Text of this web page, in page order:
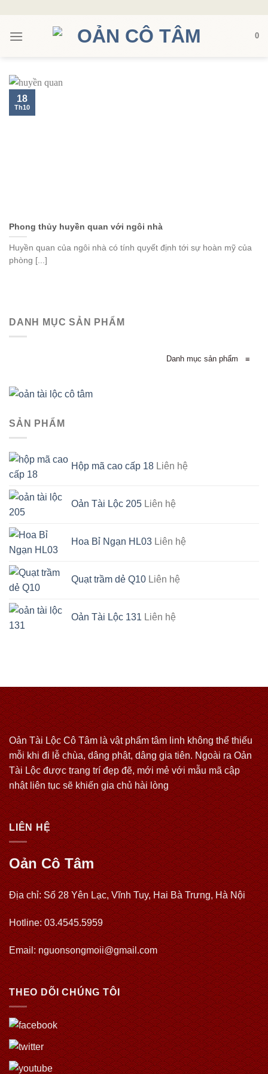
content
0
Phong thủy huyền quan với ngôi nhà
Huyền quan của ngôi nhà có tính quyết định tới sự hoàn mỹ của
phòng [...]
18
Th10
DANH MỤC SẢN PHẨM
Danh mục sản phẩm ≡
SẢN PHẨM
Hộp mã cao cấp 18 Liên hệ
Oản Tài Lộc 205 Liên hệ
Hoa Bỉ Ngạn HL03 Liên hệ
Quạt trầm dẻ Q10 Liên hệ
Oản Tài Lộc 131 Liên hệ
Oản Tài Lộc Cô Tâm là vật phẩm tâm linh không thể thiếu
mỗi khi đi lễ chùa, dâng phật, dâng gia tiên. Ngoài ra Oản
Tài Lộc được trang trí đẹp đẽ, mới mẻ với mẫu mã cập
nhật liên tục sẽ khiến gia chủ hài lòng
LIÊN HỆ
Oản Cô Tâm
Địa chỉ: Số 28 Yên Lạc, Vĩnh Tuy, Hai Bà Trưng, Hà Nội
Hotline: 03.4545.5959
Email: nguonsongmoii@gmail.com
THEO DÕI CHÚNG TÔI